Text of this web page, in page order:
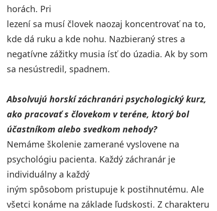
horách. Pri
lezení sa musí človek naozaj koncentrovať na to,
kde dá ruku a kde nohu. Nazbieraný stres a
negatívne zážitky musia ísť do úzadia. Ak by som
sa nesústredil, spadnem.
Absolvujú horskí záchranári psychologický kurz,
ako pracovať s človekom v teréne, ktorý bol
účastníkom alebo svedkom nehody?
Nemáme školenie zamerané vyslovene na
psychológiu pacienta. Každý záchranár je
individuálny a každý
iným spôsobom pristupuje k postihnutému. Ale
všetci konáme na základe ľudskosti. Z charakteru